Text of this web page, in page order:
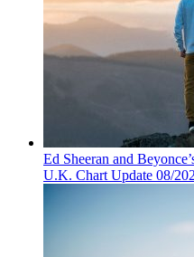
Ed Sheeran and
U.K. Chart Update 08/